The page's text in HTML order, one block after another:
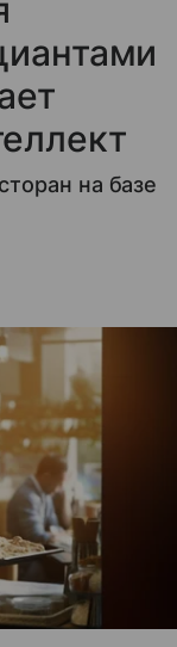
на базе